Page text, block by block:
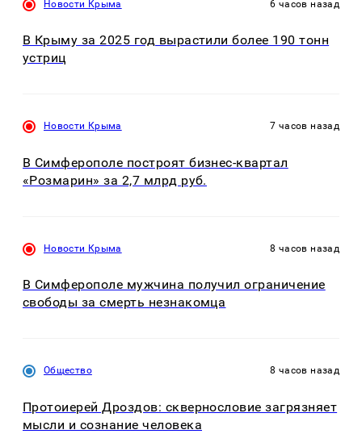
Новости Крыма 6 часов назад
В Крыму за 2025 год вырастили более 190 тонн
устриц
Новости Крыма 7 часов назад
В Симферополе построят бизнес-квартал
«Розмарин» за 2,7 млрд руб.
Новости Крыма 8 часов назад
В Симферополе мужчина получил ограничение
свободы за смерть незнакомца
Общество 8 часов назад
Протоиерей Дроздов: сквернословие загрязняет
мысли и сознание человека